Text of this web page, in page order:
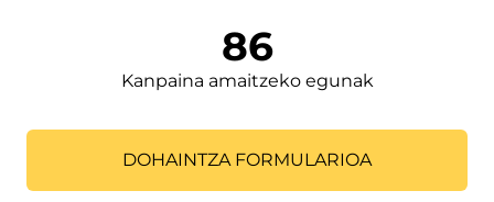
86
Kanpaina amaitzeko egunak
DOHAINTZA FORMULARIOA